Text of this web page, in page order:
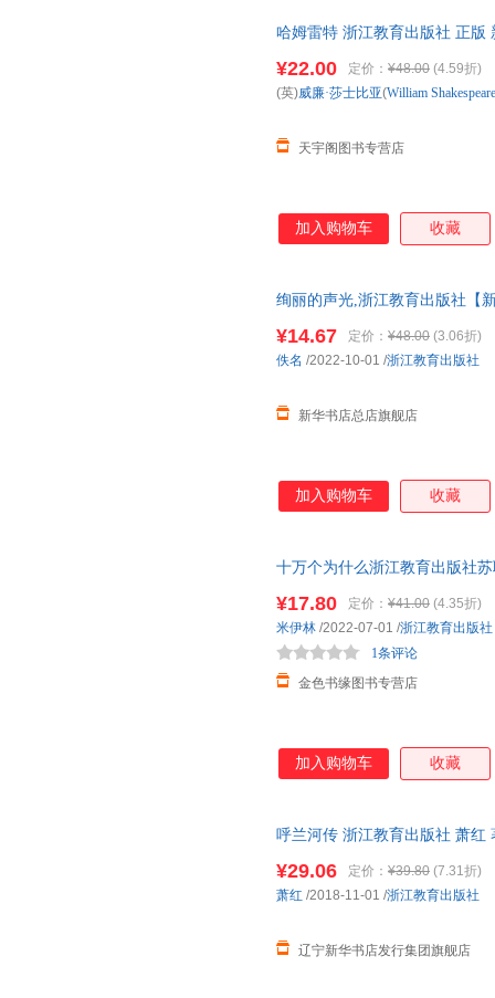
哈姆雷特 浙江教育出版社 正版
¥22.00 定价： ¥48.00 (4.59折)
天宇阁图书专营店
(英)威廉·莎士比亚(William Shakespeare
加入购物车 收藏
绚丽的声光,浙江教育出版社【
¥14.67 定价： ¥48.00 (3.06折)
新华书店总店旗舰店
佚名 /2022-10-01 /浙江教育出版社
加入购物车 收藏
十万个为什么浙江教育出版社
¥17.80 定价： ¥41.00 (4.35折)
金色书缘图书专营店
1条评论
米伊林 /2022-07-01 /浙江教育出版社
加入购物车 收藏
呼兰河传 浙江教育出版社 萧红
¥29.06 定价： ¥39.80 (7.31折)
辽宁新华书店发行集团旗舰店
萧红 /2018-11-01 /浙江教育出版社